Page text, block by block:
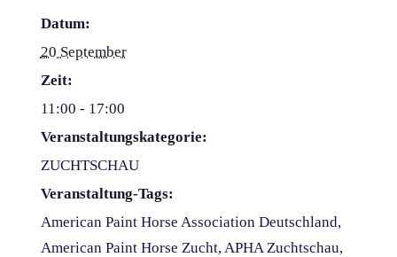
Datum:
20 September
Zeit:
11:00 - 17:00
Veranstaltungskategorie:
ZUCHTSCHAU
Veranstaltung-Tags:
American Paint Horse Association Deutschland,
American Paint Horse Zucht, APHA Zuchtschau,